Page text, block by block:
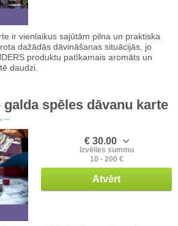
ir vienlaikus sajūtām pilna un praktiska
dažādās dāvināšanas situācijās, jo
produktu patīkamais aromāts un
daudzi.
galda spēles dāvanu karte
...
€ 30.00
Izvēlies summu
10 - 200 €
Atvērt